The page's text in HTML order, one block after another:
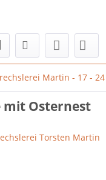
Martin - 17 -
mit Osternest